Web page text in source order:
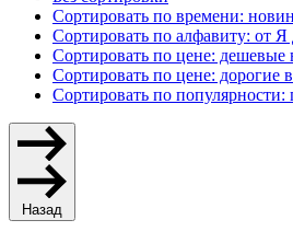
Сортировать по времени:
Сортировать по алфавиту: от Я
Сортировать по цене:
Сортировать по цене: дорогие
Сортировать по
Назад